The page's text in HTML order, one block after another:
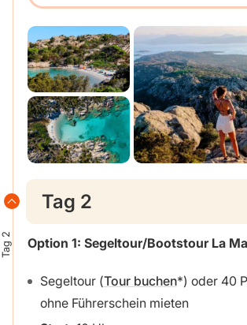
Tag 2
Tag 2
Option 1: Segeltour/Bootstour La
Segeltour (Tour buchen ) oder 40
ohne Führerschein mieten